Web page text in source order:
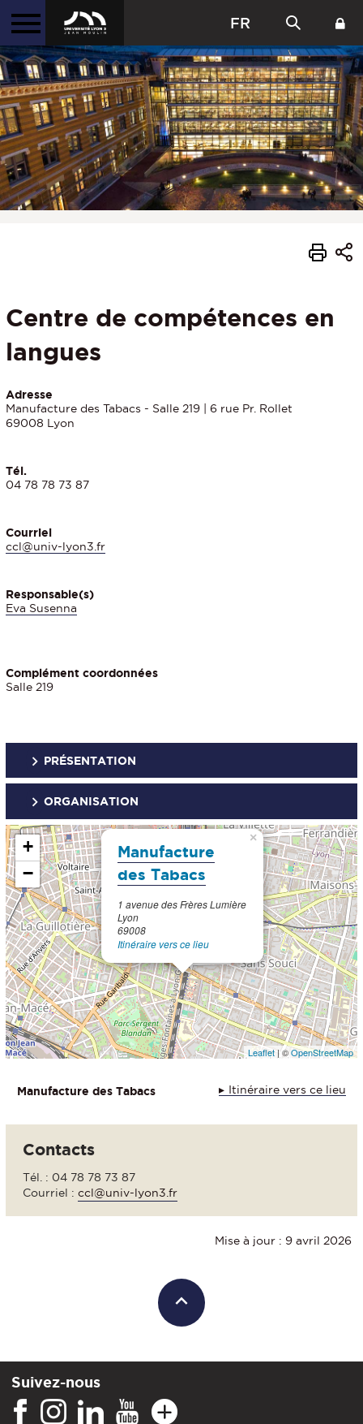
FR
Centre de compétences en
langues
Adresse
Manufacture des Tabacs - Salle 219 | 6 rue Pr. Rollet
69008 Lyon
Tél.
04 78 78 73 87
Courriel
ccl@univ-lyon3.fr
Responsable(s)
Eva Susenna
Complément coordonnées
Salle 219
PRÉSENTATION
ORGANISATION
Manufacture
des Tabacs
1 avenue des Frères Lumière
Lyon
69008
Itinéraire vers ce lieu
×
+
−
Leaflet | ©OpenStreetMap
Itinéraire vers ce lieu
Manufacture des Tabacs
Contacts
Tél. : 04 78 78 73 87
Courriel : ccl@univ-lyon3.fr
Mise à jour : 9 avril 2026
Suivez-nous